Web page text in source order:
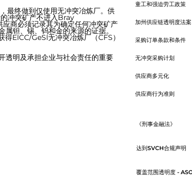
最终做到仅使用无冲突冶炼厂。供
冲突矿产不进入Bray
商必须记录其为确定任何冲突矿产
属钽、锡、钨和金的来源的证据。
EICC/GeSI无冲突冶炼厂（CFS）
透明及承担企业与社会责任的重要
童工和强迫劳工政策
加州供应链透明度法案
采购订单条款和条件
无冲突采购计划
供应商多元化
供应商行为准则
《刑事金融法》
达到SVCH合规声明
覆盖范围透明度 -